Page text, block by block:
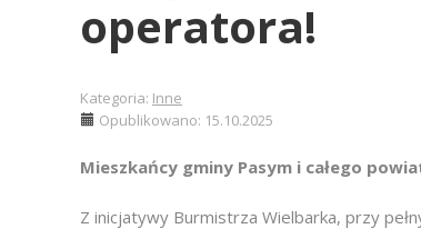
operatora!
Kategoria: Inne
Opublikowano: 15.10.2025
Mieszkańcy gminy Pasym i całego
Z inicjatywy Burmistrza Wielbarka, przy